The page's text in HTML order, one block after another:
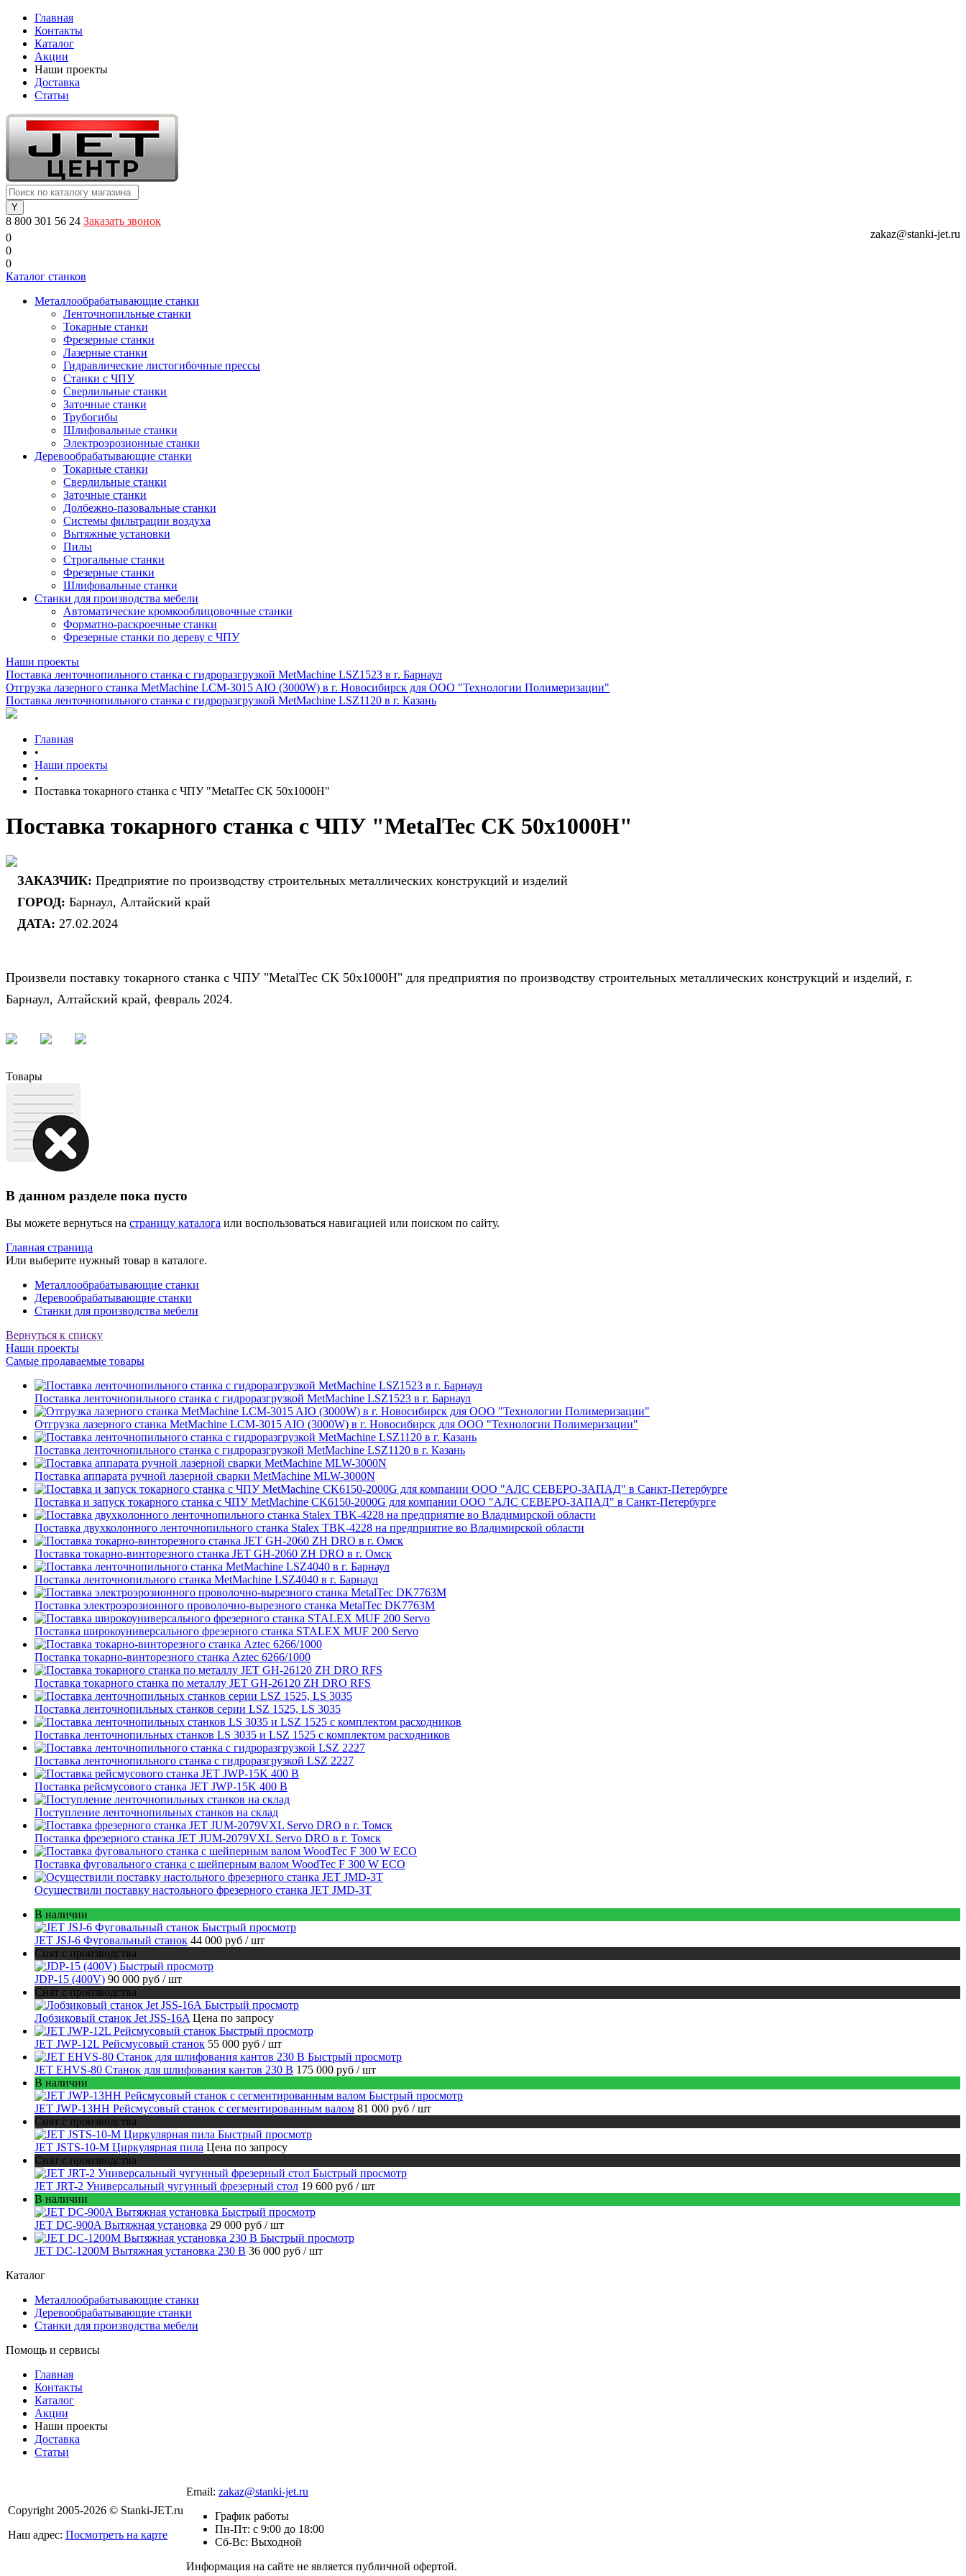
Главная
Контакты
Каталог
Акции
Наши проекты
Доставка
Статьи
8 800 301 56 24 Заказать звонок
zakaz@stanki-jet.ru
0
0
0
Каталог станков
Металлообрабатывающие станки
Ленточнопильные станки
Токарные станки
Фрезерные станки
Лазерные станки
Гидравлические листогибочные прессы
Станки с ЧПУ
Сверлильные станки
Заточные станки
Трубогибы
Шлифовальные станки
Электроэрозионные станки
Деревообрабатывающие станки
Токарные станки
Сверлильные станки
Заточные станки
Долбежно-пазовальные станки
Системы фильтрации воздуха
Вытяжные установки
Пилы
Строгальные станки
Фрезерные станки
Шлифовальные станки
Станки для производства мебели
Автоматические кромкооблицовочные станки
Форматно-раскроечные станки
Фрезерные станки по дереву с ЧПУ
Наши проекты
Поставка ленточнопильного станка c гидроразгрузкой MetMachine LSZ1523 в г. Барнаул
Отгрузка лазерного станка MetMachine LCM-3015 AIO (3000W) в г. Новосибирск для ООО "Технологии Полимеризации"
Поставка ленточнопильного станка c гидроразгрузкой MetMachine LSZ1120 в г. Казань
Главная
•
Наши проекты
•
Поставка токарного станка с ЧПУ "MetalTec CK 50x1000H"
Поставка токарного станка с ЧПУ "MetalTec CK 50x1000H"
ЗАКАЗЧИК: Предприятие по производству строительных металлических конструкций и изделий
ГОРОД: Барнаул, Алтайский край
ДАТА: 27.02.2024
Произвели поставку токарного станка с ЧПУ "MetalTec CK 50x1000H" для предприятия по производству строительных металлических конструкций и изделий, г.
Барнаул, Алтайский край, февраль 2024.
Товары
В данном разделе пока пусто
Вы можете вернуться на страницу каталога или воспользоваться навигацией или поиском по сайту.
Главная страница
Или выберите нужный товар в каталоге.
Металлообрабатывающие станки
Деревообрабатывающие станки
Станки для производства мебели
Вернуться к списку
Наши проекты
Самые продаваемые товары
Поставка ленточнопильного станка c гидроразгрузкой MetMachine LSZ1523 в г. Барнаул
Отгрузка лазерного станка MetMachine LCM-3015 AIO (3000W) в г. Новосибирск для ООО "Технологии Полимеризации"
Поставка ленточнопильного станка c гидроразгрузкой MetMachine LSZ1120 в г. Казань
Поставка аппарата ручной лазерной сварки MetMachine MLW-3000N
Поставка и запуск токарного станка с ЧПУ MetMachine CK6150-2000G для компании ООО "АЛС СЕВЕРО-ЗАПАД" в Санкт-Петербурге
Поставка двухколонного ленточнопильного станка Stalex TBK-4228 на предприятие во Владимирской области
Поставка токарно-винторезного станка JET GH-2060 ZH DRO в г. Омск
Поставка ленточнопильного станка MetMachine LSZ4040 в г. Барнаул
Поставка электроэрозионного проволочно-вырезного станка MetalTec DK7763M
Поставка широкоуниверсального фрезерного станка STALEX MUF 200 Servo
Поставка токарно-винторезного станка Aztec 6266/1000
Поставка токарного станка по металлу JET GH-26120 ZH DRO RFS
Поставка ленточнопильных станков серии LSZ 1525, LS 3035
Поставка ленточнопильных станков LS 3035 и LSZ 1525 с комплектом расходников
Поставка ленточнопильного станка c гидроразгрузкой LSZ 2227
Поставка рейсмусового станка JET JWP-15K 400 В
Поступление ленточнопильных станков на склад
Поставка фрезерного станка JET JUM-2079VXL Servo DRO в г. Томск
Поставка фуговального станка с шейперным валом WoodTec F 300 W ECO
Осуществили поставку настольного фрезерного станка JET JMD-3T
В наличии
Быстрый просмотр
JET JSJ-6 Фуговальный станок 44 000 руб / шт
Снят с производства
Быстрый просмотр
JDP-15 (400V) 90 000 руб / шт
Снят с производства
Быстрый просмотр
Лобзиковый станок Jet JSS-16A Цена по запросу
Быстрый просмотр
JET JWP-12L Рейсмусовый станок 55 000 руб / шт
Быстрый просмотр
JET EHVS-80 Станок для шлифования кантов 230 В 175 000 руб / шт
В наличии
Быстрый просмотр
JET JWP-13HH Рейсмусовый станок с сегментированным валом 81 000 руб / шт
Снят с производства
Быстрый просмотр
JET JSTS-10-M Циркулярная пила Цена по запросу
Снят с производства
Быстрый просмотр
JET JRT-2 Универсальный чугунный фрезерный стол 19 600 руб / шт
В наличии
Быстрый просмотр
JET DC-900A Вытяжная установка 29 000 руб / шт
Быстрый просмотр
JET DC-1200M Вытяжная установка 230 В 36 000 руб / шт
Каталог
Металлообрабатывающие станки
Деревообрабатывающие станки
Станки для производства мебели
Помощь и сервисы
Главная
Контакты
Каталог
Акции
Наши проекты
Доставка
Статьи
Copyright 2005-2026 © Stanki-JET.ru
Наш адрес: Посмотреть на карте
Email: zakaz@stanki-jet.ru
График работы
Пн-Пт: с 9:00 до 18:00
Сб-Вс: Выходной
Информация на сайте не является публичной офертой.